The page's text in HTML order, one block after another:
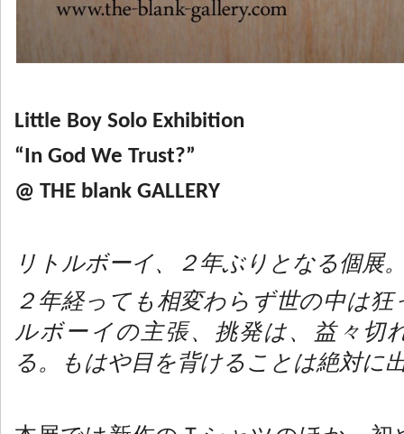
Little Boy Solo Exhibition
“In God We Trust?”
@ THE blank GALLERY
リトルボーイ、２年ぶりとなる個展
２年経っても相変わらず世の中は
ルボーイの主張、挑発は、益々切
る。もはや目を背けることは絶対に